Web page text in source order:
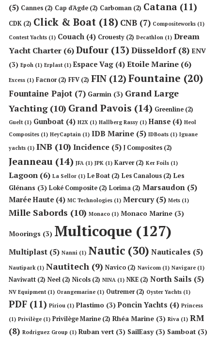
(5) Cannes (2) Cap d'Agde (2) Carboman (2) Catana (11)
CDK (2) Click & Boat (18) CNB (7) Compositeworks (1)
Contest Yachts (1) Couach (4) Crouesty (2) Decathlon (1) Dream
Yacht Charter (6)Dufour (13) Düsseldorf(8) ENV
(3) Epoh (1) Erplast (1) Espace Vag (4) Etoile Marine (6)
Excess (1) Facnor(2) FFV (2) FIN (12) Fountaine (20)
Fountaine Pajot (7) Garmin (3) Grand Large
Yachting(10) Grand Pavois (14) Greenline (2)
Guelt (1) Gunboat (4) H2X (1) Hallberg Rassy (1) Hanse (4) Heol
Composites (1) HeyCaptain (1) IDB Marine (5) IDBoats (1) Iguane
yachts (1) INB (10) Incidence (5) J Composites (2)
Jeanneau (14) JFA (1) JPK (1) Karver(2) Ker Foils (1)
Lagoon (6) La Sellor (1) Le Boat (2) Les Canalous (2) Les
Glénans (3) Loké Composite (2) Lorima (2) Marsaudon (5)
Marée Haute (4) MC Technologies (1) Mercury(5) Mets (1)
Mille Sabords (10) Monaco (1) Monaco Marine (3)
Moorings (3) Multicoque (127)
Multiplast (5) Nanni (1) Nautic (30) Nauticales (5)
Nautipark (1) Nautitech (9) Navico (2) Navicom (1) Navigare (1)
Naviwatt (2) Neel (2) Nicols (2) NINA (1) NKE (2) North Sails (5)
NV Equipment (1) Orangemarine (1) Outremer(2) Oyster Yachts (1)
PDF (11) Piriou (1) Plastimo (3) Poncin Yachts (4) Princess
(1) Privilège (1) Privilège Marine (2) Rhéa Marine (3) Riva (1) RM
(8) Rodriguez Group (1) Ruban vert (3) SailEasy(3) Samboat (3)